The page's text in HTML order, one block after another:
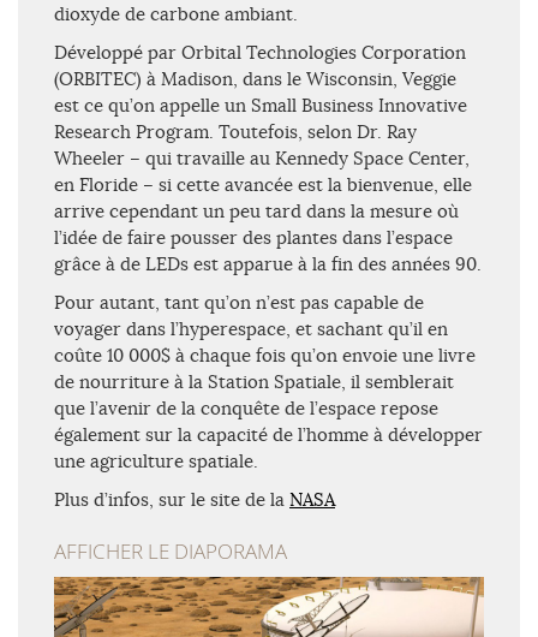
dioxyde de carbone ambiant.
Développé par Orbital Technologies Corporation
(ORBITEC) à Madison, dans le Wisconsin, Veggie
est ce qu’on appelle un Small Business Innovative
Research Program. Toutefois, selon Dr. Ray
Wheeler – qui travaille au Kennedy Space Center,
en Floride – si cette avancée est la bienvenue, elle
arrive cependant un peu tard dans la mesure où
l’idée de faire pousser des plantes dans l’espace
grâce à de LEDs est apparue à la fin des années 90.
Pour autant, tant qu’on n’est pas capable de
voyager dans l’hyperespace, et sachant qu’il en
coûte 10 000$ à chaque fois qu’on envoie une livre
de nourriture à la Station Spatiale, il semblerait
que l’avenir de la conquête de l’espace repose
également sur la capacité de l’homme à développer
une agriculture spatiale.
Plus d’infos, sur le site de la NASA
AFFICHER LE DIAPORAMA